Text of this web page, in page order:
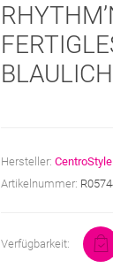
Hersteller: CentroStyle
Artikelnummer:
Verfügbarkeit: